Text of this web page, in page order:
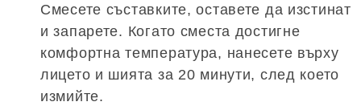
Смесете съставките, оставете да изстинат
и запарете. Когато сместа достигне
комфортна температура, нанесете върху
лицето и шията за 20 минути, след което
измийте.